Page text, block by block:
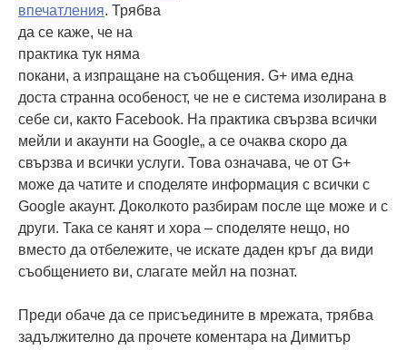
впечатления. Трябва
да се каже, че на
практика тук няма
покани, а изпращане на съобщения. G+ има една
доста странна особеност, че не е система изолирана в
себе си, както Facebook. На практика свързва всички
мейли и акаунти на Google„ а се очаква скоро да
свързва и всички услуги. Това означава, че от G+
може да чатите и споделяте информация с всички с
Google акаунт. Доколкото разбирам после ще може и с
други. Така се канят и хора – споделяте нещо, но
вместо да отбележите, че искате даден кръг да види
съобщението ви, слагате мейл на познат.
Преди обаче да се присъедините в мрежата, трябва
задължително да прочете коментара на Димитър